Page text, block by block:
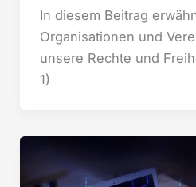
In diesem Beitrag
Organisationen und
unsere Rechte und
1)